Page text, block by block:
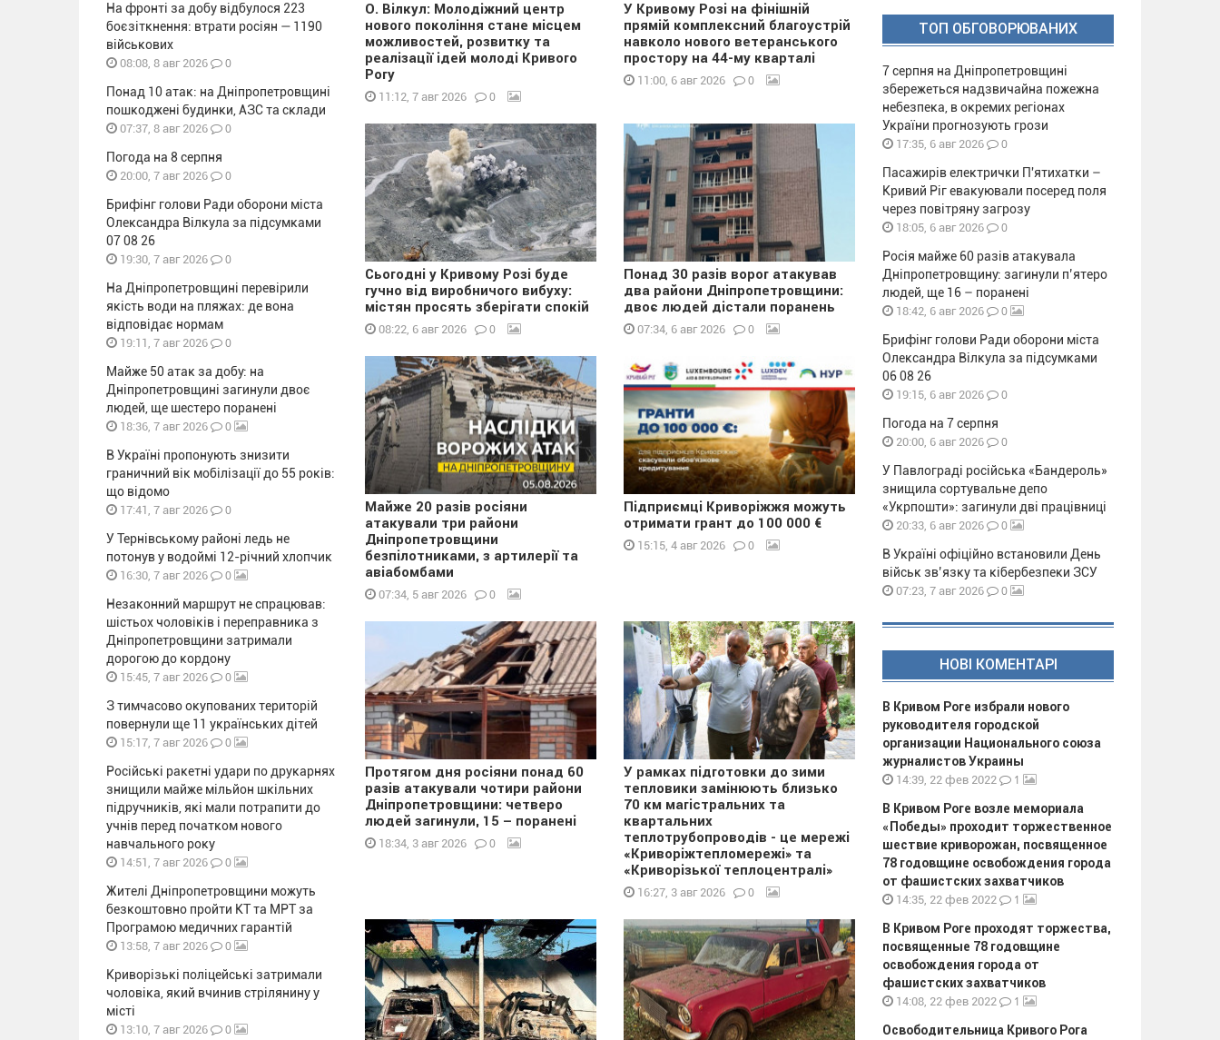
На фронті за добу відбулося 223
боєзіткнення: втрати росіян — 1190
військових
08:08, 8 авг 2026 0
Понад 10 атак: на Дніпропетровщині
пошкоджені будинки, АЗС та склади
07:37, 8 авг 2026 0
Погода на 8 серпня
20:00, 7 авг 2026 0
Брифінг голови Ради оборони міста
Олександра Вілкула за підсумками
07 08 26
19:30, 7 авг 2026 0
На Дніпропетровщині перевірили
якість води на пляжах: де вона
відповідає нормам
19:11, 7 авг 2026 0
Майже 50 атак за добу: на
Дніпропетровщині загинули двоє
людей, ще шестеро поранені
18:36, 7 авг 2026 0
В Україні пропонують знизити
граничний вік мобілізації до 55 років:
що відомо
17:41, 7 авг 2026 0
У Тернівському районі ледь не
потонув у водоймі 12-річний хлопчик
16:30, 7 авг 2026 0
Незаконний маршрут не спрацював:
шістьох чоловіків і переправника з
Дніпропетровщини затримали
дорогою до кордону
15:45, 7 авг 2026 0
З тимчасово окупованих територій
повернули ще 11 українських дітей
15:17, 7 авг 2026 0
Російські ракетні удари по друкарнях
знищили майже мільйон шкільних
підручників, які мали потрапити до
учнів перед початком нового
навчального року
14:51, 7 авг 2026 0
Жителі Дніпропетровщини можуть
безкоштовно пройти КТ та МРТ за
Програмою медичних гарантій
13:58, 7 авг 2026 0
Криворізькі поліцейські затримали
чоловіка, який вчинив стрілянину у
місті
13:10, 7 авг 2026 0
О. Вілкул: Молодіжний центр
нового покоління стане місцем
можливостей, розвитку та
реалізації ідей молоді Кривого
Рогу
11:12, 7 авг 2026 0
У Кривому Розі на фінішній
прямій комплексний благоустрій
навколо нового ветеранського
простору на 44-му кварталі
11:00, 6 авг 2026 0
Сьогодні у Кривому Розі буде
гучно від виробничого вибуху:
містян просять зберігати спокій
08:22, 6 авг 2026 0
Понад 30 разів ворог атакував
два райони Дніпропетровщини:
двоє людей дістали поранень
07:34, 6 авг 2026 0
Майже 20 разів росіяни
атакували три райони
Дніпропетровщини
безпілотниками, з артилерії та
авіабомбами
07:34, 5 авг 2026 0
Підприємці Криворіжжя можуть
отримати грант до 100 000 €
15:15, 4 авг 2026 0
Протягом дня росіяни понад 60
разів атакували чотири райони
Дніпропетровщини: четверо
людей загинули, 15 – поранені
18:34, 3 авг 2026 0
У рамках підготовки до зими
тепловики замінюють близько
70 км магістральних та
квартальних
теплотрубопроводів - це мережі
«Криворіжтепломережі» та
«Криворізької теплоцентралі»
16:27, 3 авг 2026 0
ТОП ОБГОВОРЮВАНИХ
7 серпня на Дніпропетровщині
збережеться надзвичайна пожежна
небезпека, в окремих регіонах
України прогнозують грози
17:35, 6 авг 2026 0
Пасажирів електрички П'ятихатки –
Кривий Ріг евакуювали посеред поля
через повітряну загрозу
18:05, 6 авг 2026 0
Росія майже 60 разів атакувала
Дніпропетровщину: загинули п’ятеро
людей, ще 16 – поранені
18:42, 6 авг 2026 0
Брифінг голови Ради оборони міста
Олександра Вілкула за підсумками
06 08 26
19:15, 6 авг 2026 0
Погода на 7 серпня
20:00, 6 авг 2026 0
У Павлограді російська «Бандероль»
знищила сортувальне депо
«Укрпошти»: загинули дві працівниці
20:33, 6 авг 2026 0
В Україні офіційно встановили День
військ зв’язку та кібербезпеки ЗСУ
07:23, 7 авг 2026 0
НОВІ КОМЕНТАРІ
В Кривом Роге избрали нового
руководителя городской
организации Национального союза
журналистов Украины
14:39, 22 фев 2022 1
В Кривом Роге возле мемориала
«Победы» проходит торжественное
шествие криворожан, посвященное
78 годовщине освобождения города
от фашистских захватчиков
14:35, 22 фев 2022 1
В Кривом Роге проходят торжества,
посвященные 78 годовщине
освобождения города от
фашистских захватчиков
14:08, 22 фев 2022 1
Освободительница Кривого Рога